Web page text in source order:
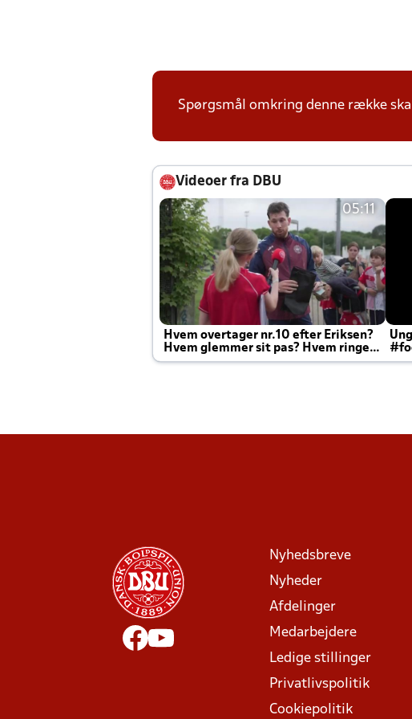
Spørgsmål omkring denne række
Videoer fra DBU
05:11
Hvem overtager nr.10 efter Eriksen?
Hvem glemmer sit pas? Hvem ringer
Joachim altid til efter kampe?
Nyhedsbreve
Nyheder
Afdelinger
Medarbejdere
Ledige stillinger
Privatlivspolitik
Cookiepolitik